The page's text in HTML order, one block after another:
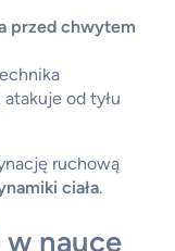
przed chwytem
od tyłu
ruchową
ciała.
w nauce